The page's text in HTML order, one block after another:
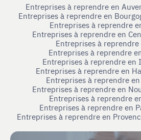
Entreprises à reprendre en
Entreprises à reprendre en
Entreprises à reprendre
Entreprises à reprendre en
Entreprises à reprendre
Entreprises à reprendre
Entreprises à reprendre en
Entreprises à reprendre en
Entreprises à reprendre
Entreprises à reprendre en
Entreprises à reprendre
Entreprises à reprendre en
Entreprises à reprendre en